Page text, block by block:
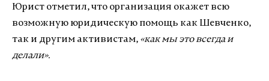
Юрист отметил, что организация окажет всю
возможную юридическую помощь как Шевченко,
так и другим активистам, «как мы это всегда и
делали».